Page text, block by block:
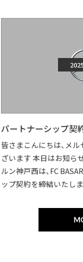
パートナーシップ契
皆さまこんにちは、メ
ざいます 本日はお知ら
ルン神戸西は、FC
ップ契約を締結いたし